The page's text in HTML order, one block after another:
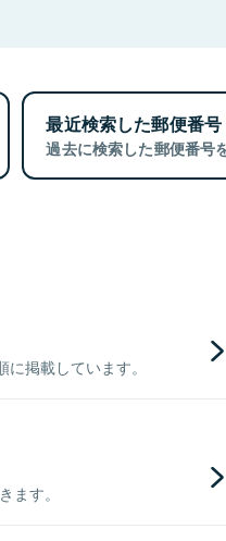
最近検索した郵便番号
過去に検索した郵便番号
掲載しています。
ます。